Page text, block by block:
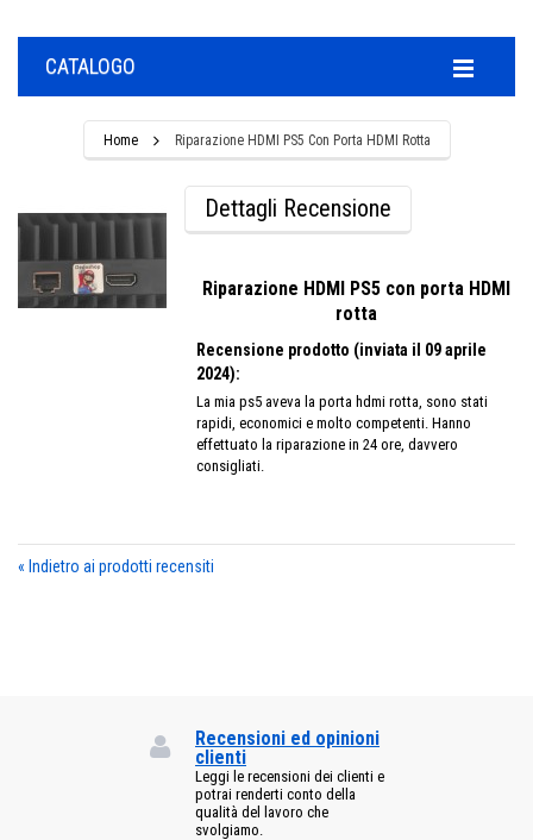
CATALOGO
Home Riparazione HDMI PS5 Con Porta HDMI Rotta
Dettagli Recensione
Riparazione HDMI PS5 con porta HDMI
rotta
Recensione prodotto (inviata il 09 aprile
2024):
La mia ps5 aveva la porta hdmi rotta, sono stati
rapidi, economici e molto competenti. Hanno
effettuato la riparazione in 24 ore, davvero
consigliati.
« Indietro ai prodotti recensiti
Recensioni ed opinioni
clienti
Leggi le recensioni dei clienti e
potrai renderti conto della
qualità del lavoro che
svolgiamo.